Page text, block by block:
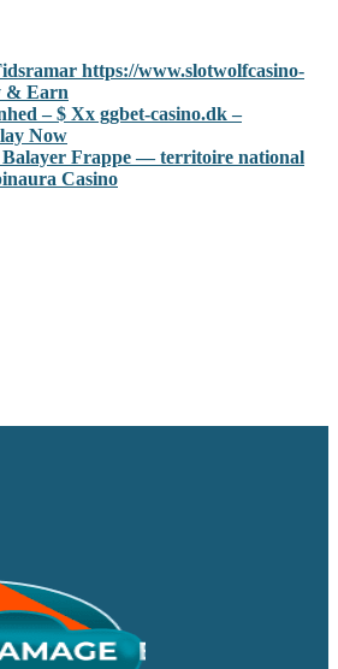
https://www.slotwolfcasino-
& Earn
– $ Xx ggbet-casino.dk –
Now
Balayer Frappe — territoire national
Casino